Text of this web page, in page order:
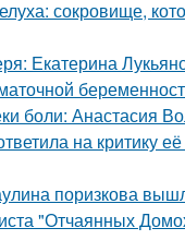
сокровище,
Екатерина
боли: Анастасия
на критику
поризкова
"Отчаянных